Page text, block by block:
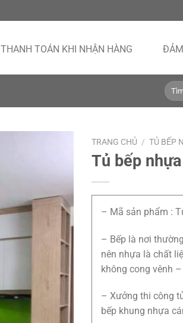
THANH TOÁN KHI NHẬN HÀNG
Tìm
kiếm:
TRANG CHỦ / TỦ BẾP
Tủ bếp
– Mã sản phẩm :
– Bếp là nơi
nên nhựa là chất
không cong vênh
– Xưởng thi công
bếp khung nhựa